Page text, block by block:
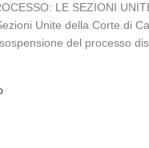
LE SEZIONI
Unite della Corte di
del processo